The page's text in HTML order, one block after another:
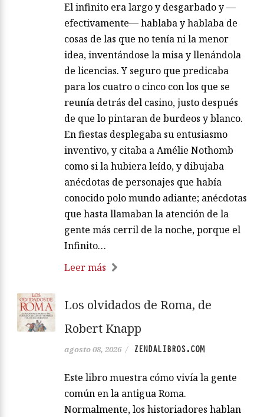
El infinito era largo y desgarbado y —
efectivamente— hablaba y hablaba de
cosas de las que no tenía ni la menor
idea, inventándose la misa y llenándola
de licencias. Y seguro que predicaba
para los cuatro o cinco con los que se
reunía detrás del casino, justo después
de que lo pintaran de burdeos y blanco.
En fiestas desplegaba su entusiasmo
inventivo, y citaba a Amélie Nothomb
como si la hubiera leído, y dibujaba
anécdotas de personajes que había
conocido polo mundo adiante; anécdotas
que hasta llamaban la atención de la
gente más cerril de la noche, porque el
Infinito…
Leer más
Los olvidados de Roma, de
Robert Knapp
agosto 08, 2026 / ZENDALIBROS.COM
Este libro muestra cómo vivía la gente
común en la antigua Roma.
Normalmente, los historiadores hablan